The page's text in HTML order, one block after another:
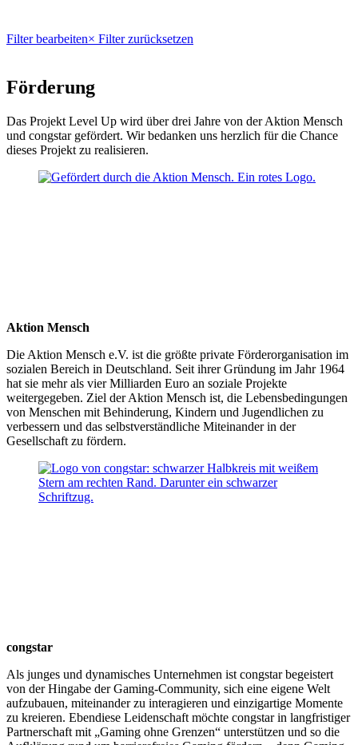
Filter bearbeiten× Filter zurücksetzen
Förderung
Das Projekt Level Up wird über drei Jahre von der Aktion Mensch
und congstar gefördert. Wir bedanken uns herzlich für die Chance
dieses Projekt zu realisieren.
Aktion Mensch
Die Aktion Mensch e.V. ist die größte private Förderorganisation im
sozialen Bereich in Deutschland. Seit ihrer Gründung im Jahr 1964
hat sie mehr als vier Milliarden Euro an soziale Projekte
weitergegeben. Ziel der Aktion Mensch ist, die Lebensbedingungen
von Menschen mit Behinderung, Kindern und Jugendlichen zu
verbessern und das selbstverständliche Miteinander in der
Gesellschaft zu fördern.
congstar
Als junges und dynamisches Unternehmen ist congstar begeistert
von der Hingabe der Gaming-Community, sich eine eigene Welt
aufzubauen, miteinander zu interagieren und einzigartige Momente
zu kreieren. Ebendiese Leidenschaft möchte congstar in langfristiger
Partnerschaft mit „Gaming ohne Grenzen“ unterstützen und so die